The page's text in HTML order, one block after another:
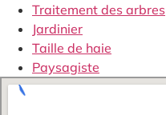
Traitement des arbres
Jardinier
Taille de haie
Paysagiste